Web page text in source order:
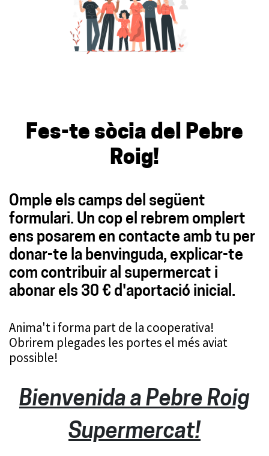
Fes-te sòcia del Pebre
Roig!
Omple els camps del següent
formulari. Un cop el rebrem omplert
ens posarem en contacte amb tu per
donar-te la benvinguda, explicar-te
com contribuir al supermercat i
abonar els 30 € d'aportació inicial.
Anima't i forma part de la cooperativa!
Obrirem plegades les portes el més aviat
possible!
Bienvenida a Pebre Roig
Supermercat!